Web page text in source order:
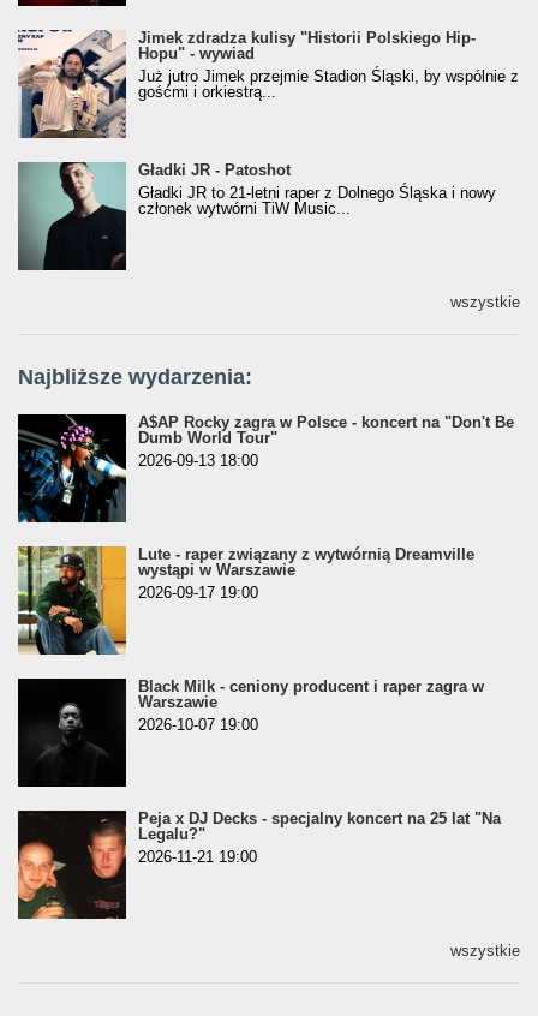
Jimek zdradza kulisy "Historii Polskiego Hip-
Hopu" - wywiad
Jimek zdradza kulisy "Historii Polskiego Hip-
Hopu" - wywiad
Już jutro Jimek przejmie Stadion Śląski, by wspólnie z
gośćmi i orkiestrą...
Gładki JR - Patoshot
Gładki JR - Patoshot
Gładki JR to 21-letni raper z Dolnego Śląska i nowy
członek wytwórni TiW Music...
wszystkie
Najbliższe wydarzenia:
A$AP Rocky zagra w Polsce - koncert na "Don't Be
Dumb World Tour"
2026-09-13 18:00
Lute - raper związany z wytwórnią Dreamville
wystąpi w Warszawie
2026-09-17 19:00
Black Milk - ceniony producent i raper zagra w
Warszawie
2026-10-07 19:00
Peja x DJ Decks - specjalny koncert na 25 lat "Na
Legalu?"
2026-11-21 19:00
wszystkie